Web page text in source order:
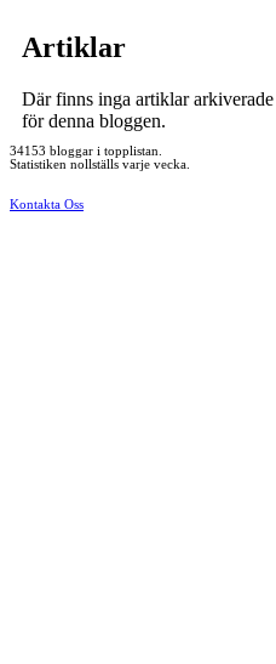
Artiklar
Där finns inga artiklar arkiverade
för denna bloggen.
34153 bloggar i topplistan.
Statistiken nollställs varje vecka.
Kontakta Oss